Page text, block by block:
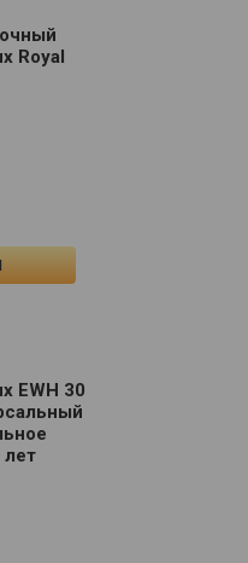
Royal
EWH 30
лет